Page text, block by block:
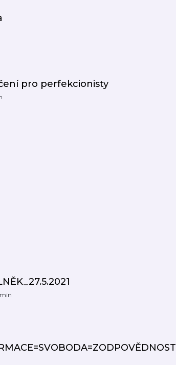
pro perfekcionisty